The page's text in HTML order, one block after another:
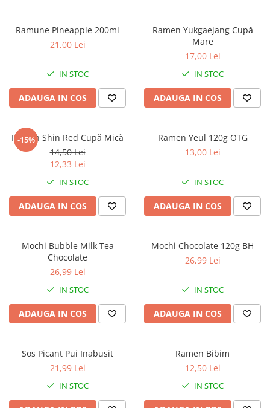
Ramune Pineapple 200ml
21,00 Lei
IN STOC
ADAUGA IN COS
Ramen Yukgaejang Cupă
Mare
17,00 Lei
IN STOC
ADAUGA IN COS
-15%
Ramen Shin Red Cupă Mică
14,50 Lei
12,33 Lei
IN STOC
ADAUGA IN COS
Ramen Yeul 120g OTG
13,00 Lei
IN STOC
ADAUGA IN COS
Mochi Bubble Milk Tea
Chocolate
26,99 Lei
IN STOC
ADAUGA IN COS
Mochi Chocolate 120g BH
26,99 Lei
IN STOC
ADAUGA IN COS
Sos Picant Pui Inabusit
21,99 Lei
IN STOC
Ramen Bibim
12,50 Lei
IN STOC